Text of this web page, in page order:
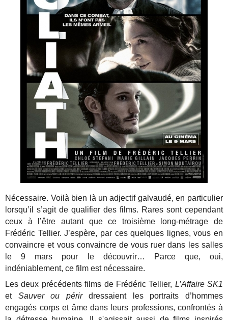
Nécessaire. Voilà bien là un adjectif galvaudé, en particulier
lorsqu’il s’agit de qualifier des films. Rares sont cependant
ceux à l’être autant que ce troisième long-métrage de
Frédéric Tellier. J’espère, par ces quelques lignes, vous en
convaincre et vous convaincre de vous ruer dans les salles
le 9 mars pour le découvrir… Parce que, oui,
indéniablement, ce film est nécessaire.
Les deux précédents films de Frédéric Tellier, L’Affaire SK1
et Sauver ou périrdressaient les portraits d’hommes
engagés corps et âme dans leurs professions, confrontés à